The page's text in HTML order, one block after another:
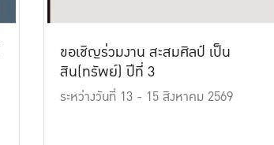
ขอเชิญร่วมงาน สะสมศิลป์ เป็น
สิน(ทรัพย์) ปีที่ 3
ระหว่างวันที่ 13 - 15 สิงหาคม 2569